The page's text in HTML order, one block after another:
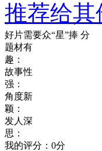
推荐给其
好片需要众“星”捧 分
题材有
趣：
故事性
强：
角度新
颖：
发人深
思：
我的评分： 0分